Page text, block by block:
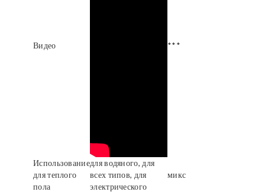
Видео ***
Использование
для теплого
пола
для водяного, для
всех типов, для
электрического
микс